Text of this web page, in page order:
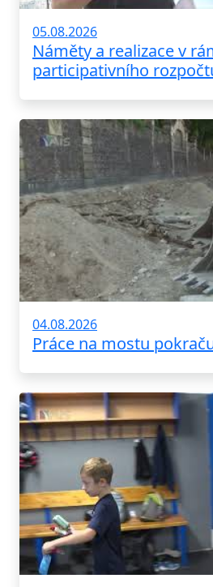
05.08.2026
Náměty a realizace v
participativního
04.08.2026
Práce na mostu